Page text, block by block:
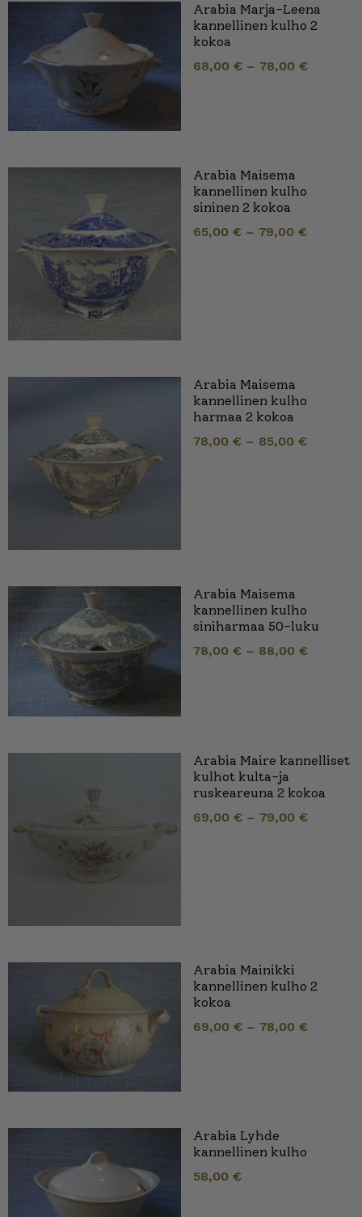
Arabia Marja-Leena
kannellinen kulho 2
kokoa
68,00 € – 78,00 €
Arabia Maisema
kannellinen kulho
sininen 2 kokoa
65,00 € – 79,00 €
Arabia Maisema
kannellinen kulho
harmaa 2 kokoa
78,00 € – 85,00 €
Arabia Maisema
kannellinen kulho
siniharmaa 50-luku
78,00 € – 88,00 €
Arabia Maire kannelliset
kulhot kulta-ja
ruskeareuna 2 kokoa
69,00 € – 79,00 €
Arabia Mainikki
kannellinen kulho 2
kokoa
69,00 € – 78,00 €
Arabia Lyhde
kannellinen kulho
58,00 €